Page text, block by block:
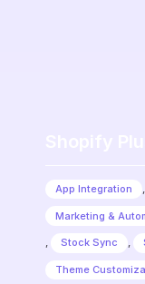
App Integration ,
Marketing &
, Stock Sync ,
Theme